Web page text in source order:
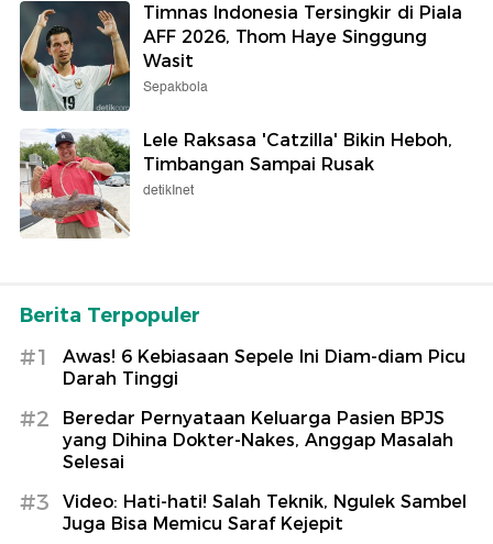
Timnas Indonesia Tersingkir di Piala
AFF 2026, Thom Haye Singgung
Wasit
Sepakbola
Lele Raksasa 'Catzilla' Bikin Heboh,
Timbangan Sampai Rusak
detikInet
Berita Terpopuler
#1
Awas! 6 Kebiasaan Sepele Ini Diam-diam Picu
Darah Tinggi
#2
Beredar Pernyataan Keluarga Pasien BPJS
yang Dihina Dokter-Nakes, Anggap Masalah
Selesai
#3
Video: Hati-hati! Salah Teknik, Ngulek Sambel
Juga Bisa Memicu Saraf Kejepit